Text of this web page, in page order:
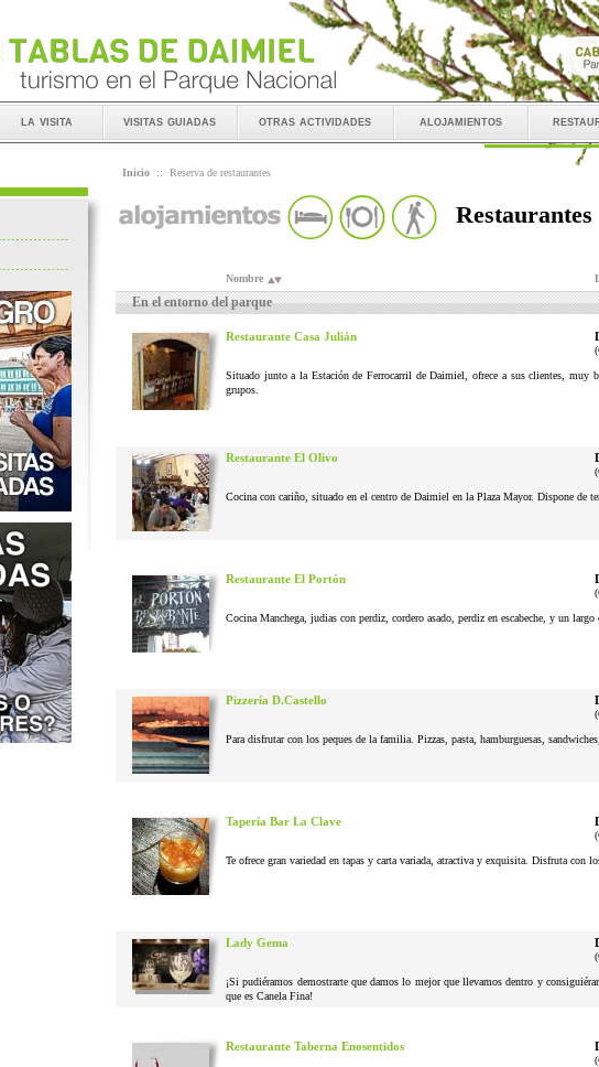
la visita visitas guiadas otras actividades alojamientos
Inicio :: Reserva de restaurantes
Restaurantes
Nombre
En el entorno del parque
Restaurante Casa Julián
Situado junto a la Estación de Ferrocarril de Daimiel, ofrece a sus clientes, muy
grupos.
Restaurante El Olivo
Cocina con cariño, situado en el centro de Daimiel en la Plaza Mayor. Dispone de
Restaurante El Portón
Cocina Manchega, judias con perdiz, cordero asado, perdiz en escabeche, y un largo
Pizzería D.Castello
Para disfrutar con los peques de la familia. Pizzas, pasta, hamburguesas,
Tapería Bar La Clave
Te ofrece gran variedad en tapas y carta variada, atractiva y exquisita. Disfruta con
Lady Gema
¡Si pudiéramos demostrarte que damos lo mejor que llevamos dentro y
que es Canela Fina!
Restaurante Taberna Enosentidos